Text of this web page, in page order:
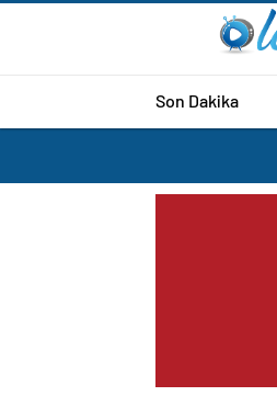
Son Dakika